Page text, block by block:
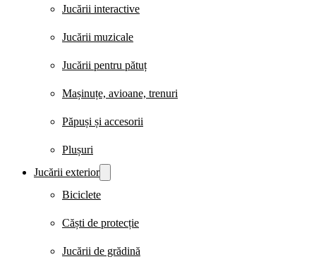
Jucării interactive
Jucării muzicale
Jucării pentru pătuț
Mașinuțe, avioane, trenuri
Păpuși și accesorii
Plușuri
Jucării exterior
Biciclete
Căști de protecție
Jucării de grădină